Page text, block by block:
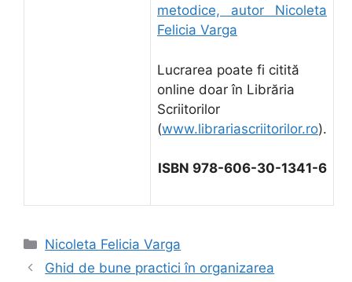
metodice, autor Nicoleta
Felicia Varga
Lucrarea poate fi citită
online doar în Librăria
Scriitorilor
(www.librariascriitorilor.ro).
ISBN 978-606-30-1341-6
Categorii
Nicoleta Felicia Varga
Ghid de bune practici în organizarea